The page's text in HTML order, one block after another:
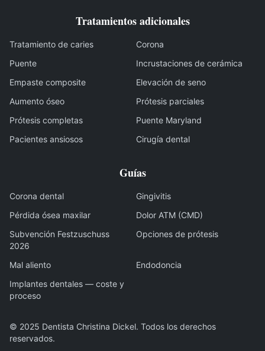
Tratamientos adicionales
Tratamiento de caries
Corona
Puente
Incrustaciones de cerámica
Empaste composite
Elevación de seno
Aumento óseo
Prótesis parciales
Prótesis completas
Puente Maryland
Pacientes ansiosos
Cirugía dental
Guías
Corona dental
Gingivitis
Pérdida ósea maxilar
Dolor ATM (CMD)
Subvención Festzuschuss
2026
Opciones de prótesis
Mal aliento
Endodoncia
Implantes dentales — coste y
proceso
© 2025 Dentista Christina Dickel. Todos los derechos
reservados.